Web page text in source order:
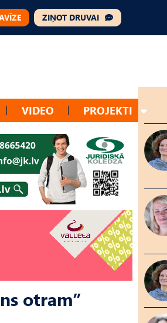
ZIŅOT DRUVAI
VIDEO PROJEKTI
otram”